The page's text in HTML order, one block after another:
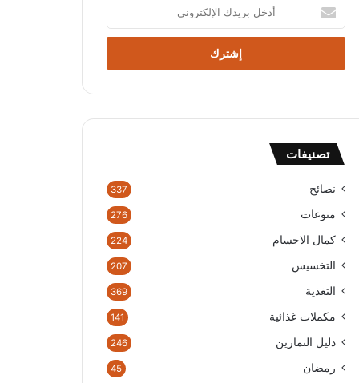
بريدك
الإلكتروني
تصنيفات
نصائح 337
منوعات 276
كمال الاجسام 224
التخسيس 207
التغذية 369
مكملات غذائية 141
دليل التمارين 246
رمضان 45